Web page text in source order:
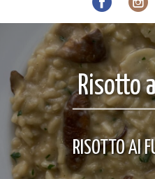
Risotto
RISOTTO AI